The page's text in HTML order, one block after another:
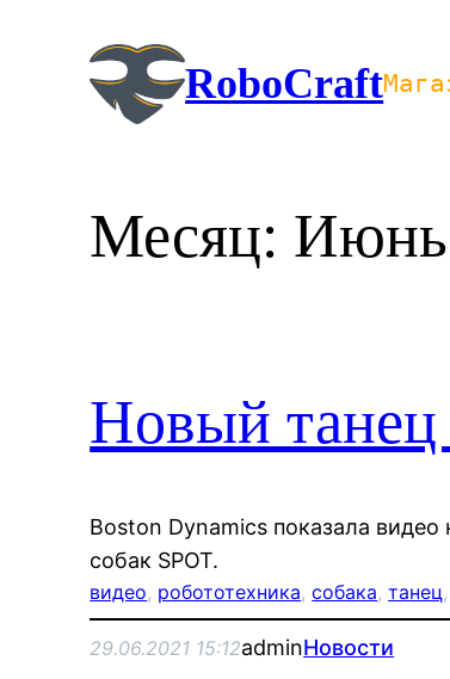
содержимому
RoboCraft
Месяц: Июнь
Новый танец
Boston Dynamics показала видео
собак SPOT.
видео, робототехника, собака, танец
29.06.2021 15:12adminНовости